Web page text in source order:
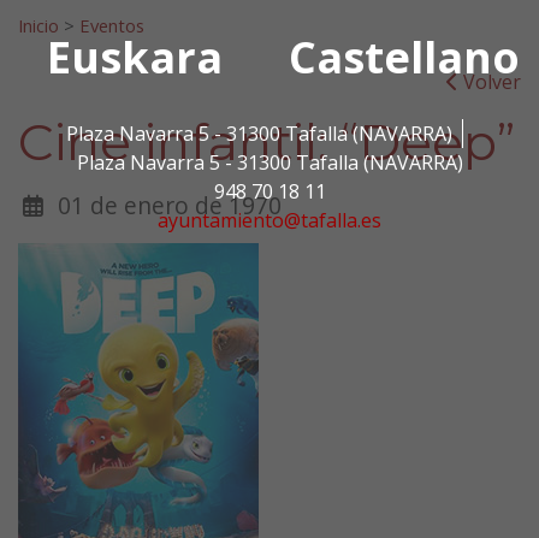
Euskara Castellano
Plaza Navarra 5 - 31300 Tafalla (NAVARRA)
Plaza Navarra 5 - 31300 Tafalla (NAVARRA)
948 70 18 11
ayuntamiento@tafalla.es
Search for:
Inicio > Eventos
Volver
Cine infantil: “Deep”
01 de enero de 1970